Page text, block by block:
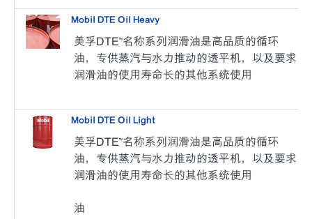
Mobil DTE Oil Heavy
美孚DTE™名称系列润滑油是高品质的循环
油，专供蒸汽与水力推动的透平机，以及要求
润滑油的使用寿命长的其他系统使用
Mobil DTE Oil Light
美孚DTE™名称系列润滑油是高品质的循环
油，专供蒸汽与水力推动的透平机，以及要求
润滑油的使用寿命长的其他系统使用
油